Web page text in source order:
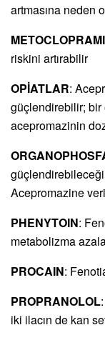
artmasına neden
riskini artırabilir
OPİATLAR:
güçlendirebilir; bir
acepromazinin
Acepromazine
PHENYTOIN:
metabolizma
PROCAIN:
PROPRANOLOL
iki ilacın de kan